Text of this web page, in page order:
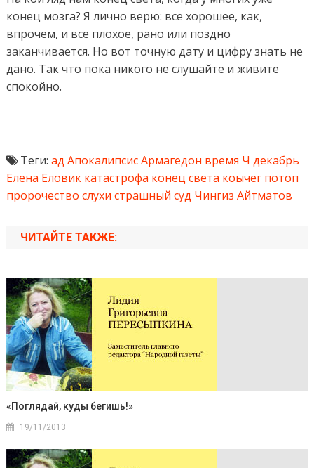
конец мозга? Я лично верю: все хорошее, как,
впрочем, и все плохое, рано или поздно
заканчивается. Но вот точную дату и цифру знать не
дано. Так что пока никого не слушайте и живите
спокойно.
Теги: ад АпокалипсисАрмагедон время Ч декабрь
Елена Еловик катастрофа конец света коычег потоп
пророчество слухи страшный суд Чингиз Айтматов
ЧИТАЙТЕ ТАКЖЕ:
«Поглядай, куды бегишь!»
19/11/2013